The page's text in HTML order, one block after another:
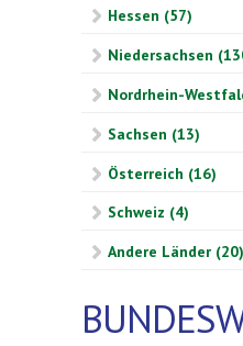
Hessen (57)
Niedersachsen
Nordrhein-
Sachsen (13)
Österreich (16)
Schweiz (4)
Andere Länder (20)